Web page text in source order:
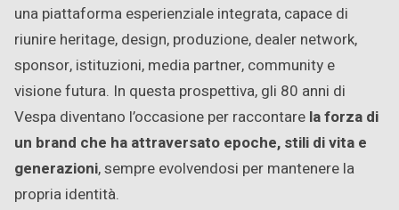
una piattaforma esperienziale integrata, capace di
riunire heritage, design, produzione, dealer network,
sponsor, istituzioni, media partner, community e
visione futura. In questa prospettiva, gli 80 anni di
Vespa diventano l’occasione per raccontare la forza di
un brand che ha attraversato epoche, stili di vita e
generazioni, sempre evolvendosi per mantenere la
propria identità.